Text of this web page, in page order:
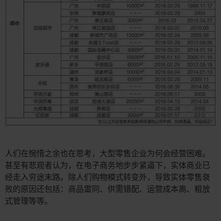
人们在惋惜之余也在思考，大型零售企业为何会经营困难。
甚至有悲观者认为，在电子商务地步步紧逼下，实体商业已
经走入穷途末路。除人们购物模式转变外，导致实体零售衰
败的原因还包括：商品雷同、供需错配、运营成本高、粗放
式管理等等。